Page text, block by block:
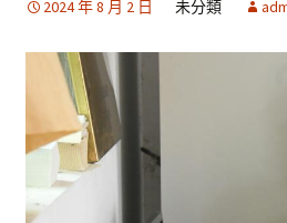
2024 年 8 月 2 日 未分類